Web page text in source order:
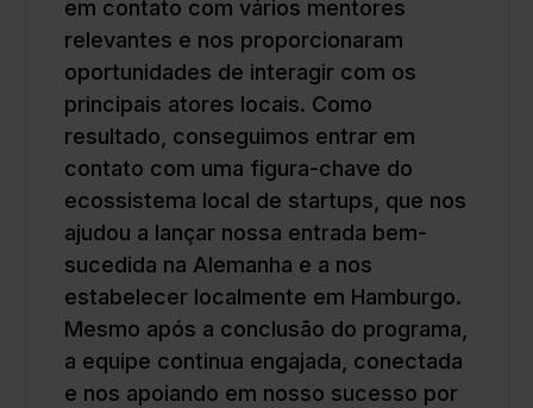
em contato com vários mentores
relevantes e nos proporcionaram
oportunidades de interagir com os
principais atores locais. Como
resultado, conseguimos entrar em
contato com uma figura-chave do
ecossistema local de startups, que nos
ajudou a lançar nossa entrada bem-
sucedida na Alemanha e a nos
estabelecer localmente em Hamburgo.
Mesmo após a conclusão do programa,
a equipe continua engajada, conectada
e nos apoiando em nosso sucesso por